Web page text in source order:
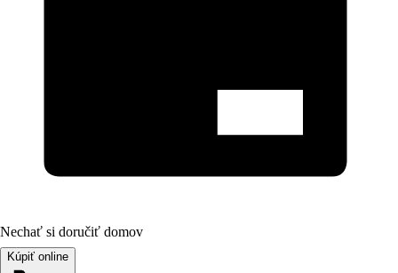
Nechať si doručiť domov
Kúpiť online